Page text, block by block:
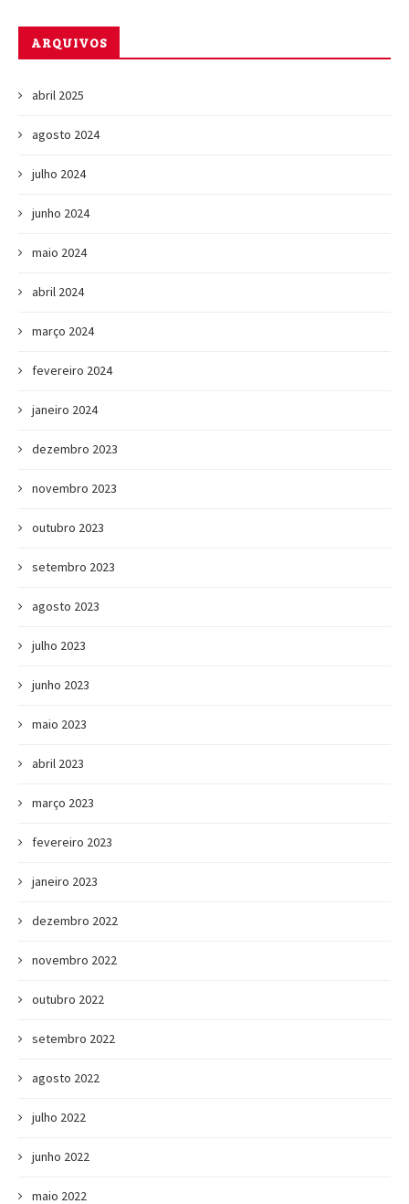
ARQUIVOS
abril 2025
agosto 2024
julho 2024
junho 2024
maio 2024
abril 2024
março 2024
fevereiro 2024
janeiro 2024
dezembro 2023
novembro 2023
outubro 2023
setembro 2023
agosto 2023
julho 2023
junho 2023
maio 2023
abril 2023
março 2023
fevereiro 2023
janeiro 2023
dezembro 2022
novembro 2022
outubro 2022
setembro 2022
agosto 2022
julho 2022
junho 2022
maio 2022